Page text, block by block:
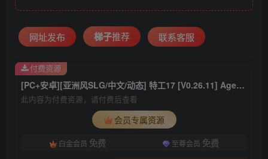
网址发布 梯子推荐 联系客服
[PC+安卓][亚洲风SLG/中文/动态] 特工17 [V0.26.11] Agent17 官方中文版+赞助码[更新][5.32G]
此内容为付费资源，请付费后查看
会员专属资源
白金会员 免费 至尊会员 免费
付费资源